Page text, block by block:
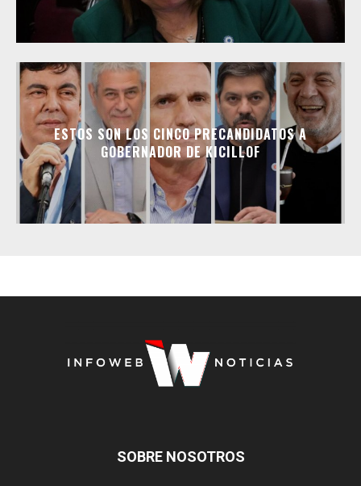
ESTOS SON LOS CINCO PRECANDIDATOS A
GOBERNADOR DE KICILLOF
SOBRE NOSOTROS